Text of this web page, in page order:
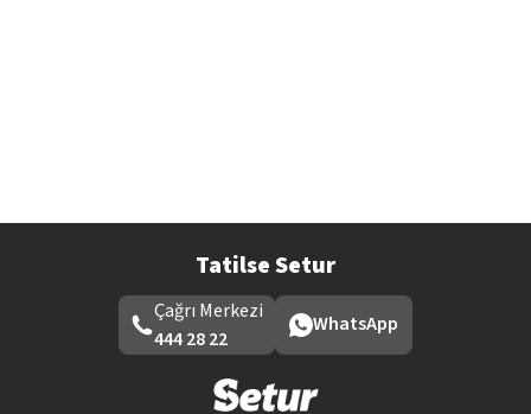
Tatilse Setur
Çağrı Merkezi
444 28 22
WhatsApp